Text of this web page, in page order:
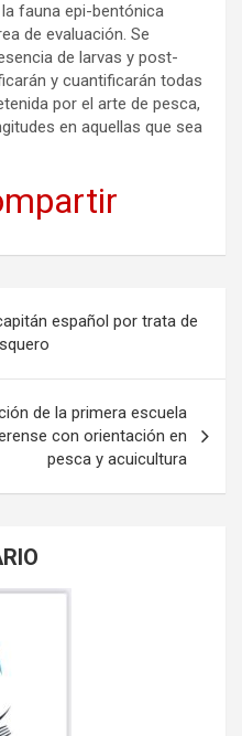
fauna epi-bentónica
de evaluación. Se
de larvas y post-
y cuantificarán todas
por el arte de pesca,
en aquellas que sea
español por trata de
de la primera escuela
con orientación en
pesca y acuicultura